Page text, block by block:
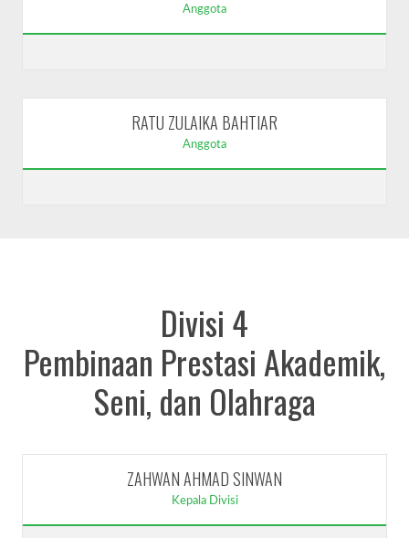
Anggota
RATU ZULAIKA BAHTIAR
Anggota
Divisi 4
Pembinaan Prestasi Akademik,
Seni, dan Olahraga
ZAHWAN AHMAD SINWAN
Kepala Divisi